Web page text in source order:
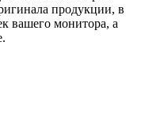
продукции, в
вашего монитора, а